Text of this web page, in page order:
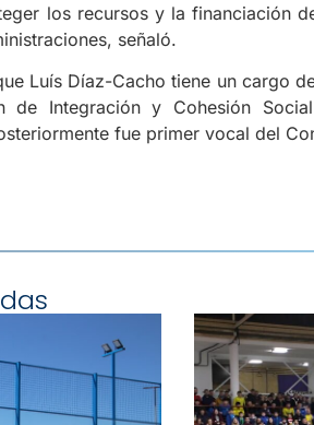
los recursos y la financiación
señaló.
Luís Díaz-Cacho tiene un cargo
de Integración y Cohesión
fue primer vocal del